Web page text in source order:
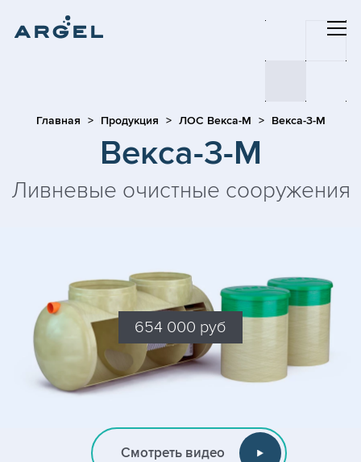
Главная Продукция ЛОС Векса-М Векса-3-М
Векса-3-М
Ливневые очистные сооружения
654 000 руб
Смотреть видео